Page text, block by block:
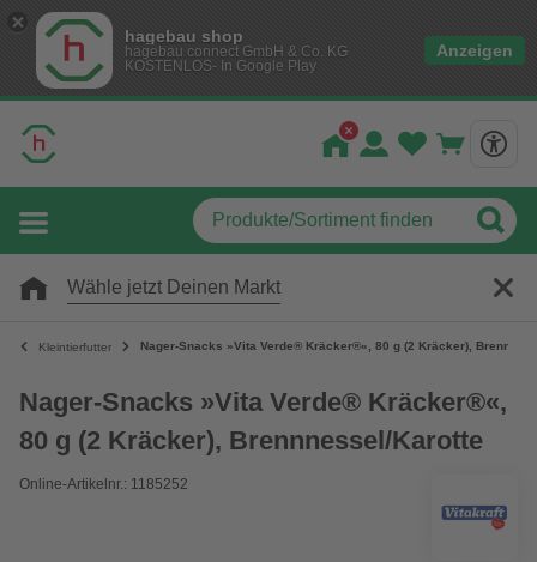
hagebau shop
hagebau connect GmbH & Co. KG
KOSTENLOS- In Google Play
Anzeigen
Wähle jetzt Deinen Markt
Kleintierfutter Nager-Snacks »Vita Verde® Kräcker®«, 80 g (2 Kräcker),
Nager-Snacks »Vita Verde® Kräcker®«,
80 g (2 Kräcker), Brennnessel/Karotte
Online-Artikelnr.: 1185252